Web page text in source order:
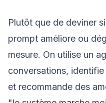
Plutôt que de deviner
prompt améliore ou
mesure. On utilise un
conversations,
et recommande des